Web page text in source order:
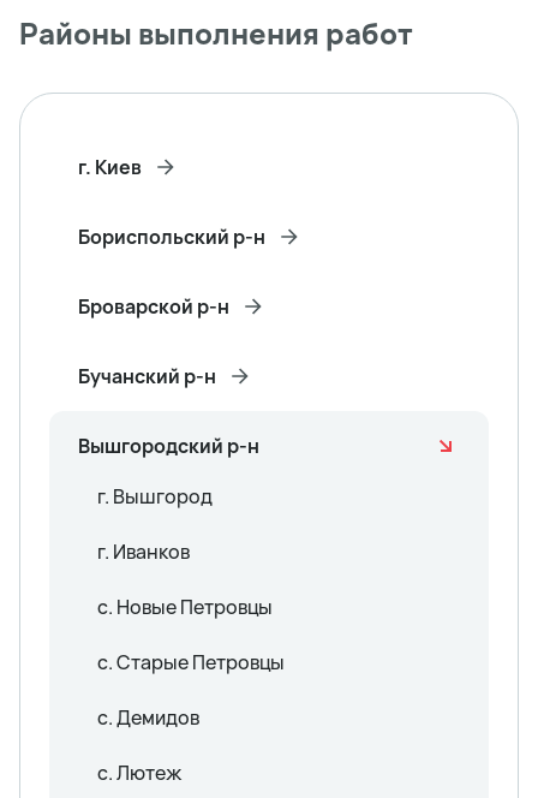
Районы выполнения работ
г. Киев
Бориспольский р-н
Броварской р-н
Бучанский р-н
Вышгородский р-н
г. Вышгород
г. Иванков
с. Новые Петровцы
с. Старые Петровцы
с. Демидов
с. Лютеж